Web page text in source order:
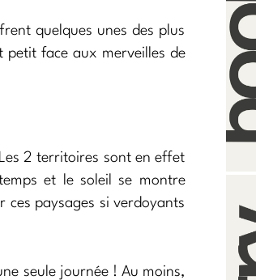
quelques unes des plus
petit face aux merveilles de
2 territoires sont en effet
et le soleil se montre
ces paysages si verdoyants
seule journée ! Au moins,